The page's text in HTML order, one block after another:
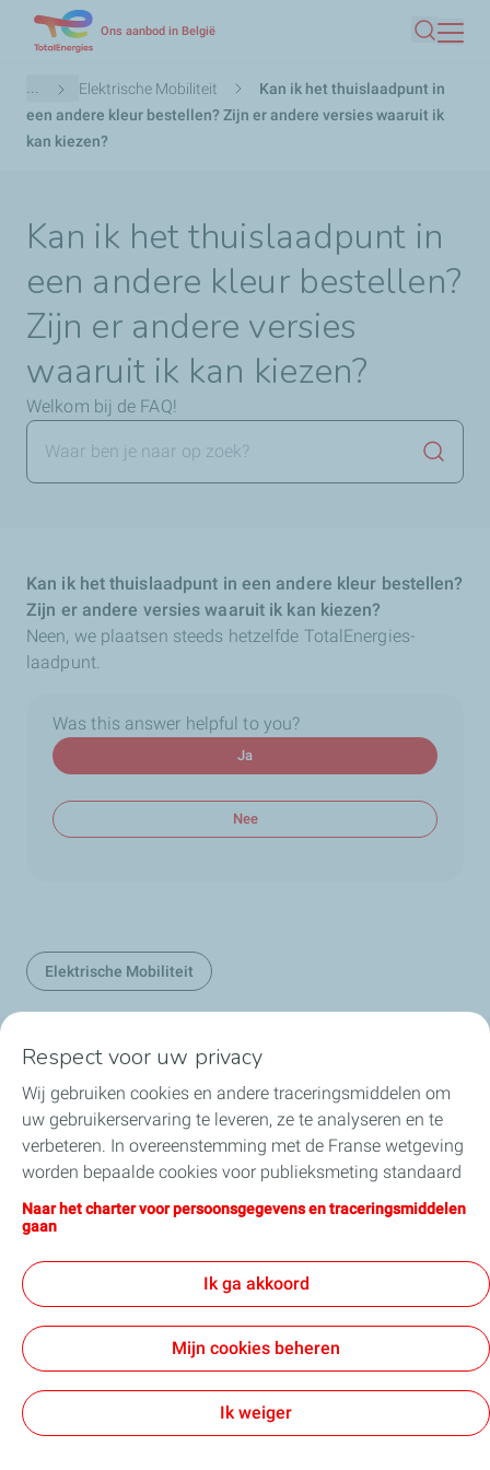
naar
de
Ons aanbod in België
Zoeken
Kruimelpad
... Elektrische Mobiliteit
Kan ik het thuislaadpunt in
een andere kleur bestellen? Zijn er andere versies waaruit ik
kan kiezen?
Kan ik het thuislaadpunt in
een andere kleur bestellen?
Zijn er andere versies
waaruit ik kan kiezen?
Welkom bij de FAQ!
Kan ik het thuislaadpunt in een andere kleur bestellen?
Zijn er andere versies waaruit ik kan kiezen?
Neen, we plaatsen steeds hetzelfde TotalEnergies-
laadpunt.
Was this answer helpful to you?
Ja
Nee
Elektrische Mobiliteit
Onze sectoren in België
Onze producten in België
Nuttige links
Onze online verkoopsites
Algemene verkoopsvoorwaarden
Algemene vorwaarden voor de aankoop
Toegankelijkheid
Sitemap
Respect voor uw privacy
Wij gebruiken cookies en andere traceringsmiddelen om
uw gebruikerservaring te leveren, ze te analyseren en te
verbeteren. In overeenstemming met de Franse wetgeving
worden bepaalde cookies voor publieksmeting standaard
geïnstalleerd. U kunt uw cookie-instellingen op elk
moment wijzigen door op de knop “Mijn cookies beheren”
u in met de installatie van alle cookies. Als u op "Ik
weiger" klikt, zullen alleen de technische cookies worden
gebruikt die nodig zijn voor de goede werking van de site.
Voor meer informatie kunt u de pagina "Charter voor
Naar het charter voor persoonsgegevens en traceringsmiddelen
gaan
Ik ga akkoord
Mijn cookies beheren
Ik weiger